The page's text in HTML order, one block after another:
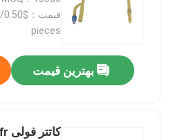
pieces
بهترین قیمت